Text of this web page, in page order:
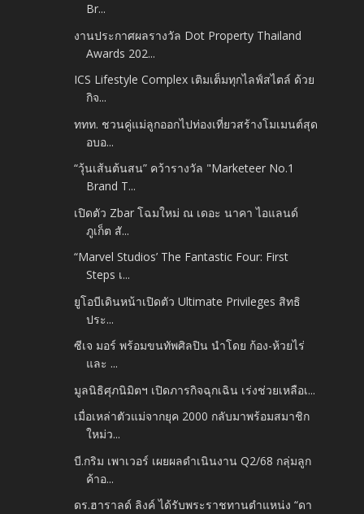
Br...
งานประกาศผลรางวัล Dot Property Thailand
Awards 202...
ICS Lifestyle Complex เติมเต็มทุกไลฟ์สไตล์ ด้วย
กิจ...
ททท. ชวนคู่แม่ลูกออกไปท่องเที่ยวสร้างโมเมนต์สุด
อบอ...
“วุ้นเส้นต้นสน” คว้ารางวัล "Marketeer No.1
Brand T...
เปิดตัว Zbar โฉมใหม่ ณ เดอะ นาคา ไอแลนด์
ภูเก็ต สั...
“Marvel Studios’ The Fantastic Four: First
Steps เ...
ยูโอบีเดินหน้าเปิดตัว Ultimate Privileges สิทธิ
ประ...
ซีเจ มอร์ พร้อมขนทัพศิลปิน นำโดย ก้อง-ห้วยไร่
และ ...
มูลนิธิศุภนิมิตฯ เปิดภารกิจฉุกเฉิน เร่งช่วยเหลือเ...
เมื่อเหล่าตัวแม่จากยุค 2000 กลับมาพร้อมสมาชิก
ใหม่ว...
บี.กริม เพาเวอร์ เผยผลดำเนินงาน Q2/68 กลุ่มลูก
ค้าอ...
ดร.ฮาราลด์ ลิงค์ ได้รับพระราชทานตำแหน่ง “ดา